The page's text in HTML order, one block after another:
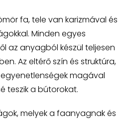
fa, tele van karizmával és
Minden egyes
az anyagból készül teljesen
Az eltérő szín és struktúra,
magával
teszik a bútorokat.
melyek a faanyagnak és